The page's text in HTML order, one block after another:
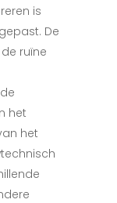
is
De
ruïne
het
het